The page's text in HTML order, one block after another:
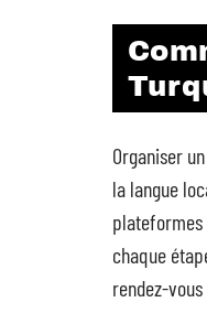
Organiser un
la langue
plateformes
chaque
rendez-